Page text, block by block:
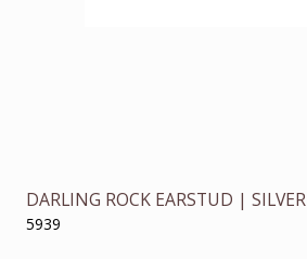
DARLING ROCK EARSTUD | SILVER
5939